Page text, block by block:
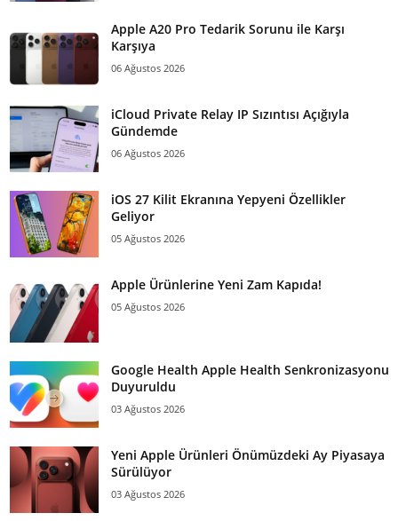
Apple A20 Pro Tedarik Sorunu ile Karşı
Karşıya
06 Ağustos 2026
iCloud Private Relay IP Sızıntısı Açığıyla
Gündemde
06 Ağustos 2026
iOS 27 Kilit Ekranına Yepyeni Özellikler
Geliyor
05 Ağustos 2026
Apple Ürünlerine Yeni Zam Kapıda!
05 Ağustos 2026
Google Health Apple Health Senkronizasyonu
Duyuruldu
03 Ağustos 2026
Yeni Apple Ürünleri Önümüzdeki Ay Piyasaya
Sürülüyor
03 Ağustos 2026